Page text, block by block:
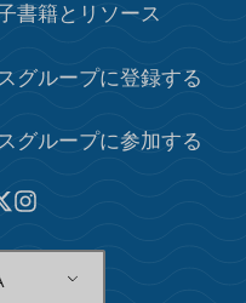
書籍とリソース
グループに登録する
グループに参加する